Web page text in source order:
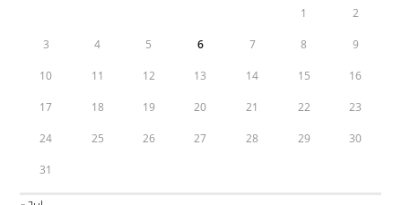
1 2
3 4 5 6 7 8 9
10 11 12 13 14 15 16
17 18 19 20 21 22 23
24 25 26 27 28 29 30
31